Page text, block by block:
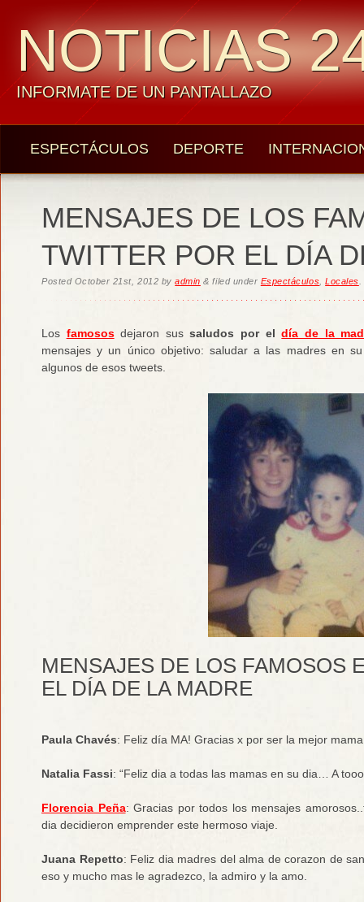
NOTICIAS
INFORMATE DE UN PANTALLAZO
ESPECTÁCULOS DEPORTE
MENSAJES DE LOS
TWITTER POR EL DÍA
Posted October 21st, 2012 byadmin & filed under Espectáculos ,Locales
Los famososdejaron sussaludos por eldía de la
mensajes y un único objetivo: saludar a las madres en
algunos de esos tweets.
MENSAJES DE LOS FAMOSOS
EL DÍA DE LA MADRE
Paula Chavés: Feliz día MA! Gracias x por ser la mejor
Natalia Fassi: “Feliz dia a todas las mamas en su dia… A
Florencia Peña: Gracias por todos los mensajes
dia decidieron emprender este hermoso viaje.
Juana Repetto: Feliz dia madres del alma de corazon de
eso y mucho mas le agradezco, la admiro y la amo.